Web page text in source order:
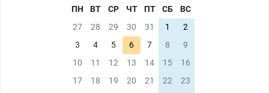
ПН
ВТ СР ЧТ ПТ СБ
ВС
27
28 29 30 31 1
2
3
4 5 6 7 8
9
10
11 12 13 14 15
16
17
18 19 20 21 22
23